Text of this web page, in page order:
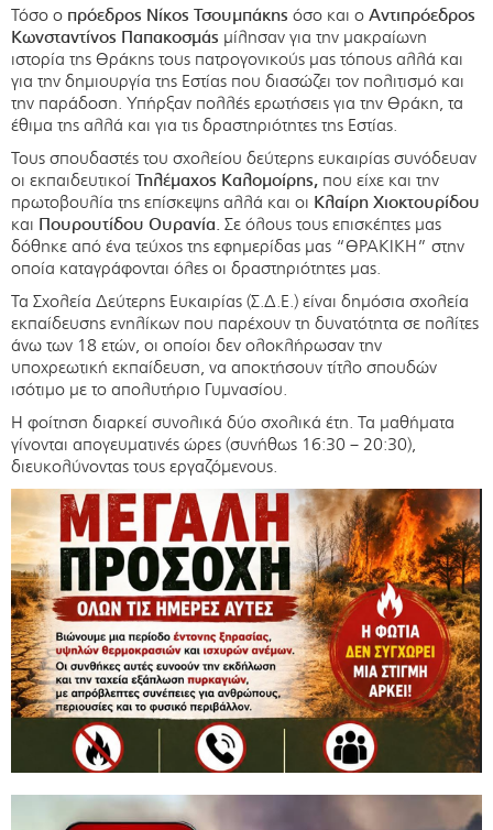
Τόσο ο πρόεδρος Νίκος Τσουμπάκης όσο και ο Αντιπρόεδρος
Κωνσταντίνος Παπακοσμάς μίλησαν για την μακραίωνη
ιστορία της Θράκης τους πατρογονικούς μας τόπους αλλά και
για την δημιουργία της Εστίας που διασώζει τον πολιτισμό και
την παράδοση. Υπήρξαν πολλές ερωτήσεις για την Θράκη, τα
έθιμα της αλλά και για τις δραστηριότητες της Εστίας.
Τους σπουδαστές του σχολείου δεύτερης ευκαιρίας συνόδευαν
οι εκπαιδευτικοί Τηλέμαχος Καλομοίρης, που είχε και την
πρωτοβουλία της επίσκεψης αλλά και οι Κλαίρη Χιοκτουρίδου
και Πουρουτίδου Ουρανία. Σε όλους τους επισκέπτες μας
δόθηκε από ένα τεύχος της εφημερίδας μας “ΘΡΑΚΙΚΗ” στην
οποία καταγράφονται όλες οι δραστηριότητες μας.
Τα Σχολεία Δεύτερης Ευκαιρίας (Σ.Δ.Ε.) είναι δημόσια σχολεία
εκπαίδευσης ενηλίκων που παρέχουν τη δυνατότητα σε πολίτες
άνω των 18 ετών, οι οποίοι δεν ολοκλήρωσαν την
υποχρεωτική εκπαίδευση, να αποκτήσουν τίτλο σπουδών
ισότιμο με το απολυτήριο Γυμνασίου.
Η φοίτηση διαρκεί συνολικά δύο σχολικά έτη. Τα μαθήματα
γίνονται απογευματινές ώρες (συνήθως 16:30 – 20:30),
διευκολύνοντας τους εργαζόμενους.